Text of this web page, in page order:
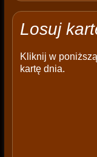
Losuj
Kliknij w
kartę dnia.